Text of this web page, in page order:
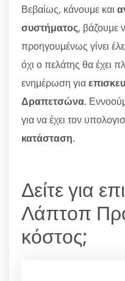
Βεβαίως, κάνουμε και
συστήματος, βάζουμε
προηγουμένως γίνει
όχι ο πελάτης θα έχει
ενημέρωση για
Δραπετσώνα.
για να έχει τον
κατάσταση.
Δείτε για
Λάπτοπ
κόστος;